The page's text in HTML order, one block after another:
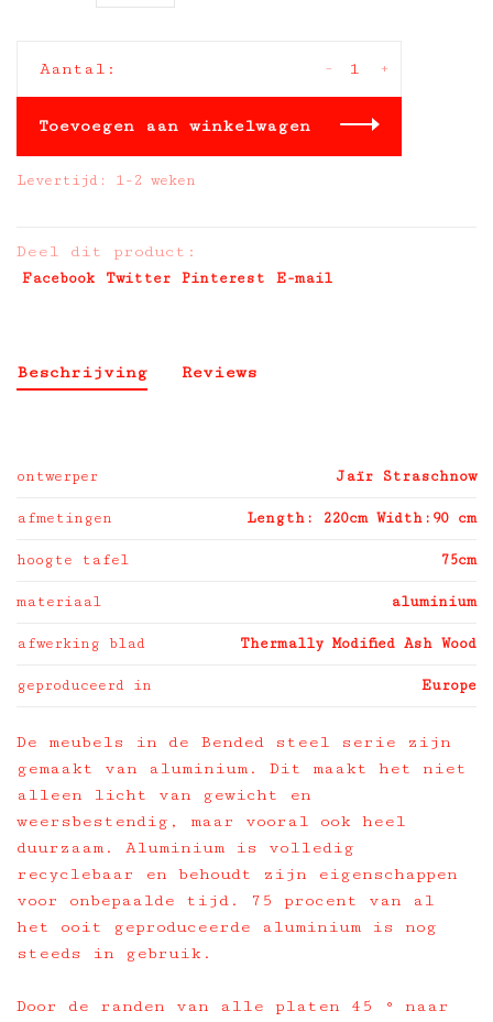
Aantal: +
-
Toevoegen aan winkelwagen
Levertijd: 1-2 weken
Deel dit product:
Facebook Twitter Pinterest E-mail
Beschrijving Reviews
ontwerper Jaïr Straschnow
afmetingen Length: 220cm Width:90 cm
hoogte tafel 75cm
materiaal aluminium
afwerking blad Thermally Modified Ash Wood
geproduceerd in Europe
De meubels in de Bended steel serie zijn
gemaakt van aluminium. Dit maakt het niet
alleen licht van gewicht en
weersbestendig, maar vooral ook heel
duurzaam. Aluminium is volledig
recyclebaar en behoudt zijn eigenschappen
voor onbepaalde tijd. 75 procent van al
het ooit geproduceerde aluminium is nog
steeds in gebruik.
Door de randen van alle platen 45 ° naar